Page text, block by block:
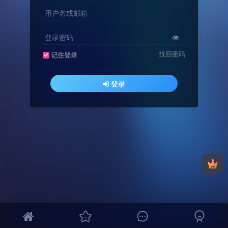
用户名或邮箱
登录密码
记住登录 找回密码
登录